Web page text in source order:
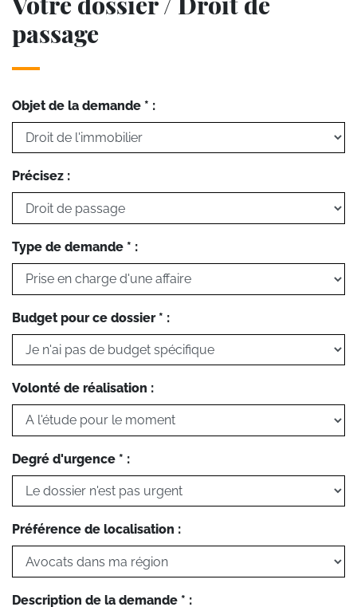
passage
Objet de la demande * :
Précisez :
Type de demande * :
Budget pour ce dossier * :
Volonté de réalisation :
Degré d'urgence * :
Préférence de localisation :
Description de la demande * :